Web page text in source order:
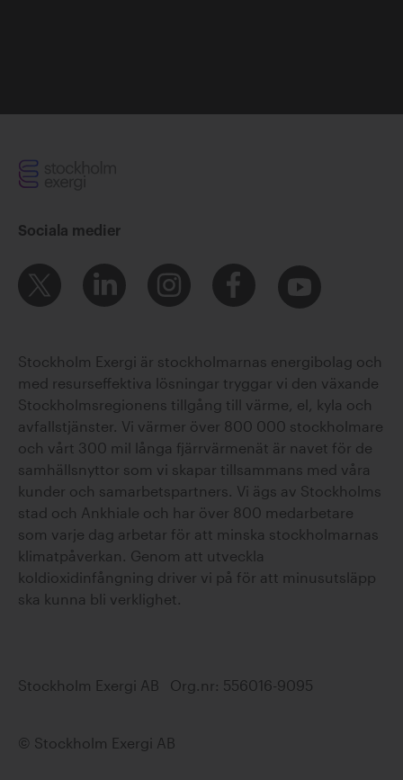
Sociala medier
Stockholm Exergi är stockholmarnas energibolag och
med resurseffektiva lösningar tryggar vi den växande
Stockholmsregionens tillgång till värme, el, kyla och
avfallstjänster. Vi värmer över 800 000 stockholmare
och vårt 300 mil långa fjärrvärmenät är navet för de
samhällsnyttor som vi skapar tillsammans med våra
kunder och samarbetspartners. Vi ägs av Stockholms
stad och Ankhiale och har över 800 medarbetare
som varje dag arbetar för att minska stockholmarnas
klimatpåverkan. Genom att utveckla
koldioxidinfångning driver vi på för att minusutsläpp
ska kunna bli verklighet.
Stockholm Exergi AB Org.nr: 556016-9095
© Stockholm Exergi AB